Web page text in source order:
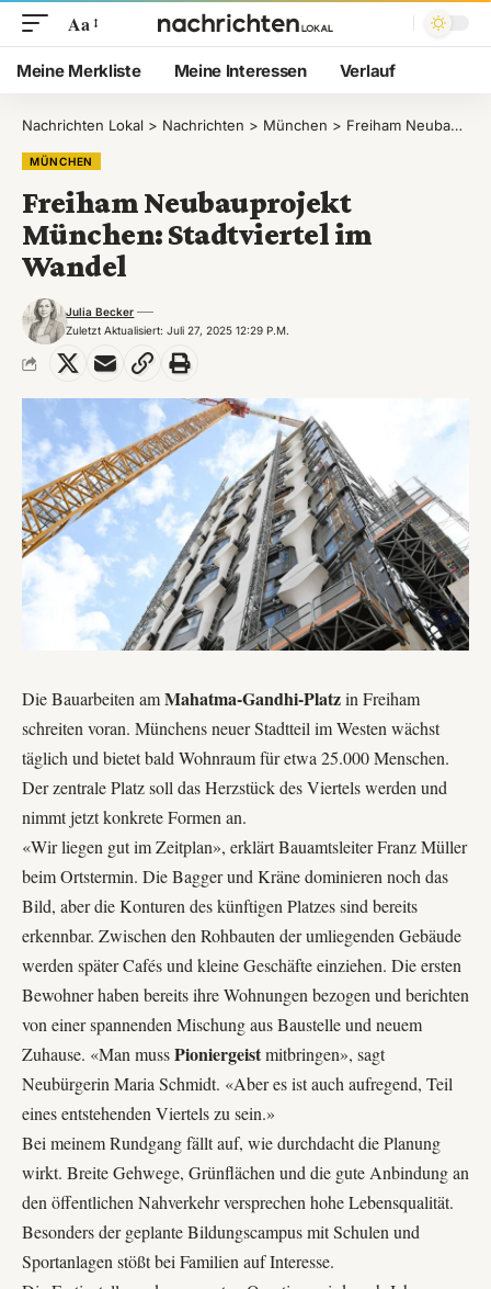
Aa
Meine Merkliste Meine Interessen Verlauf
Nachrichten Lokal > Nachrichten > München > Freiham Neubauprojekt München: Stadtviertel im Wandel
MÜNCHEN
Freiham Neubauprojekt
München: Stadtviertel im
Wandel
Zuletzt Aktualisiert: Juli 27, 2025 12:29 P.m.
Julia Becker
Die Bauarbeiten amMahatma-Gandhi-Platzin Freiham
schreiten voran. Münchens neuer Stadtteil im Westen wächst
täglich und bietet bald Wohnraum für etwa 25.000 Menschen.
Der zentrale Platz soll das Herzstück des Viertels werden und
nimmt jetzt konkrete Formen an.
«Wir liegen gut im Zeitplan», erklärt Bauamtsleiter Franz Müller
beim Ortstermin. Die Bagger und Kräne dominieren noch das
Bild, aber die Konturen des künftigen Platzes sind bereits
erkennbar. Zwischen den Rohbauten der umliegenden Gebäude
werden späterCafésund kleine Geschäfte einziehen. Die ersten
Bewohner haben bereits ihre Wohnungen bezogen und berichten
von einer spannenden Mischung aus Baustelle und neuem
Zuhause. «Man mussPioniergeistmitbringen», sagt
Neubürgerin Maria Schmidt. «Aber es ist auch aufregend, Teil
eines entstehenden Viertels zu sein.»
Bei meinem Rundgang fällt auf, wie durchdacht die Planung
wirkt. Breite Gehwege, Grünflächen und die gute Anbindung an
den öffentlichen Nahverkehrversprechen hohe Lebensqualität.
Besonders der geplante Bildungscampus mit Schulen und
Sportanlagen stößt bei Familien auf Interesse.